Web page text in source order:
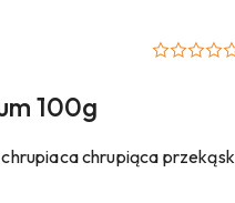
100g
chrupiąca